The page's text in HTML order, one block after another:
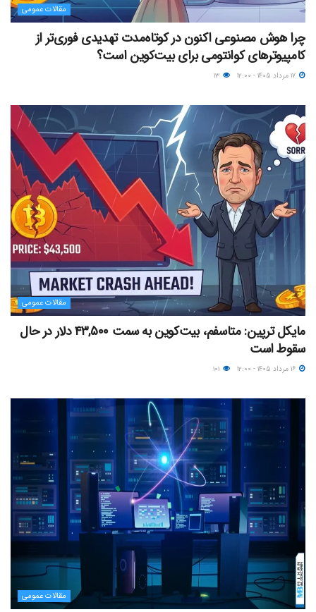
مقالات عمومی
چرا هوش مصنوعی اکنون در کوتاه‌مدت تهدیدی فوری‌تر از
کامپیوترهای کوانتومی برای بیت‌کوین است؟
مقالات عمومی
مایکل ترپین: متاسفم، بیت‌کوین به سمت ۴۳,۵۰۰ دلار در حال
سقوط است
مقالات عمومی